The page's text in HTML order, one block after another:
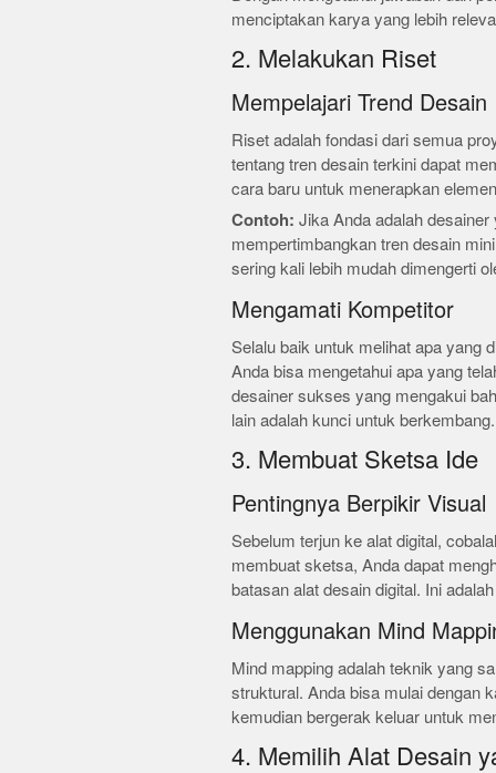
menciptakan karya yang lebih
2. Melakukan Riset
Mempelajari Trend Desain
Riset adalah fondasi dari semua
tentang tren desain terkini dapat
cara baru untuk menerapkan
Contoh: Jika Anda adalah
mempertimbangkan tren desain
sering kali lebih mudah dimengerti
Mengamati Kompetitor
Selalu baik untuk melihat apa yang
Anda bisa mengetahui apa yang
desainer sukses yang mengakui
lain adalah kunci untuk berkembang.
3. Membuat Sketsa Ide
Pentingnya Berpikir Visual
Sebelum terjun ke alat digital,
membuat sketsa, Anda dapat
batasan alat desain digital. Ini
Menggunakan Mind
Mind mapping adalah teknik yang
struktural. Anda bisa mulai dengan
kemudian bergerak keluar untuk
4. Memilih Alat Desain